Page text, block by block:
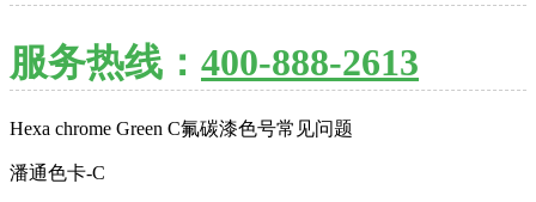
服务热线： 400-888-2613
Hexa chrome Green C氟碳漆色号常见问题
潘通色卡-C